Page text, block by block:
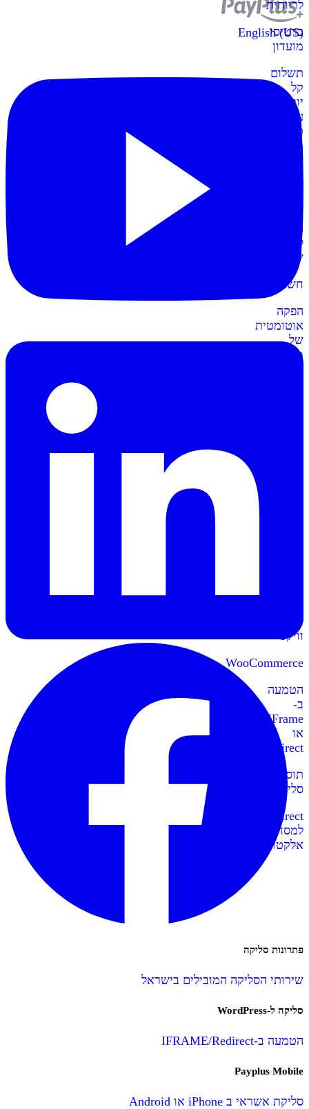
לרווחית
כרטיסי
מועדון
תשלום
קל
יותר
עם
כרטיסי
מועדון
קופות
הקופות
החדשות
לעסק
שלכם
חשבונית+
הפקה
אוטומטית
של
מסמכים
לאתרי
וויקס
WooCommerce
הטמעה
ב-
IFrame
או
Redirect
תוספי
סליקה
Redirect
למסחר
אלקטרוני
English (US)
פתרונות סליקה
שירותי הסליקה המובילים בישראל
סליקה ל-WordPress
הטמעה ב-IFRAME/Redirect
Payplus Mobile
סליקת אשראי ב iPhone או Android